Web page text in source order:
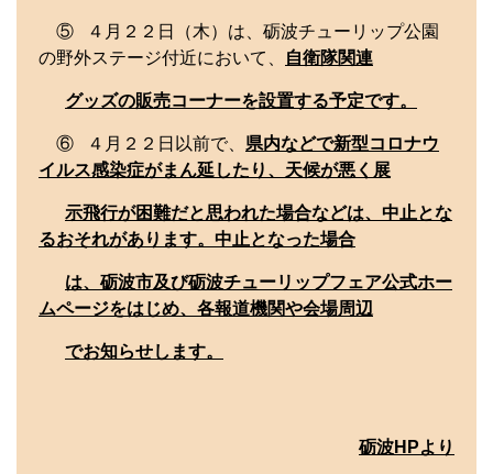
⑤ ４月２２日（木）は、砺波チューリップ公園
の野外ステージ付近において、
自衛隊関連
グッズの販売コーナーを設置する予定です。
⑥ ４月２２日以前で、 県内などで新型コロナウ
イルス感染症がまん延したり、天候が悪く展
示飛行が困難だと思われた場合などは、中止とな
るおそれがあります。中止となった場合
は、砺波市及び砺波チューリップフェア公式ホー
ムページをはじめ、各報道機関や会場周辺
でお知らせします。
砺波HPより